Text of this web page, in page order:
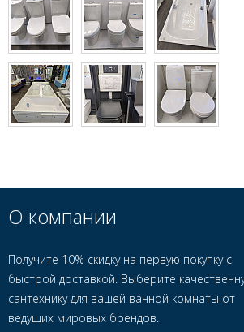
О компании
Получите 10% скидку на первую покупку с
быстрой доставкой. Выберите
сантехнику для вашей ванной комнаты от
ведущих мировых брендов.